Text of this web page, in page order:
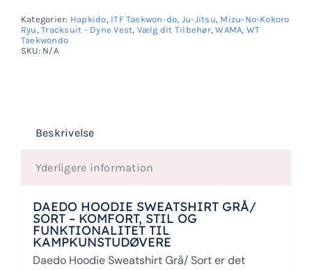
Sort
-
Kategorier: Hapkido, ITF Taekwon-do, Ju-Jitsu, Mizu-No-Kokoro
Ryu,Tracksuit - Dyne Vest, Vælg dit Tilbehør,WAMA, WT
Taekwondo
SKU: N/A
Beskrivelse
Yderligere information
DAEDO HOODIE SWEATSHIRT GRÅ/
SORT – KOMFORT, STIL OG
FUNKTIONALITET TIL
KAMPKUNSTUDØVERE
Daedo Hoodie Sweatshirt Grå/ Sort er det